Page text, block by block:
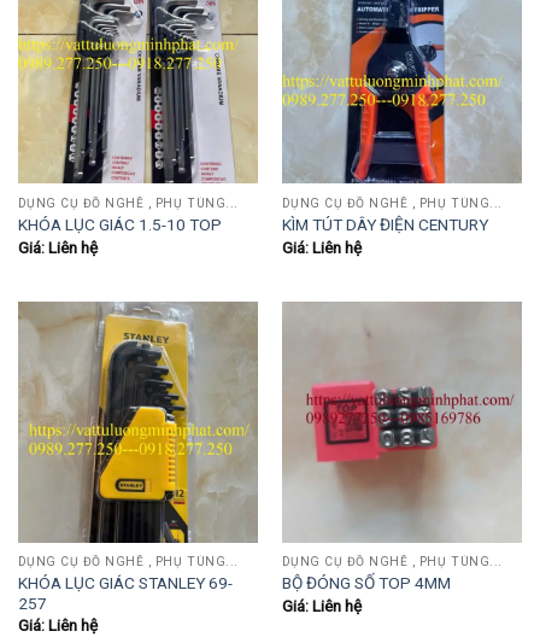
DỤNG CỤ ĐỒ NGHỀ , PHỤ TÙNG...
KHÓA LỤC GIÁC 1.5-10 TOP
Giá: Liên hệ
DỤNG CỤ ĐỒ NGHỀ , PHỤ TÙNG...
KÌM TÚT DÂY ĐIỆN CENTURY
Giá: Liên hệ
DỤNG CỤ ĐỒ NGHỀ , PHỤ TÙNG...
KHÓA LỤC GIÁC STANLEY 69-
257
Giá: Liên hệ
DỤNG CỤ ĐỒ NGHỀ , PHỤ TÙNG...
BỘ ĐÓNG SỐ TOP 4MM
Giá: Liên hệ